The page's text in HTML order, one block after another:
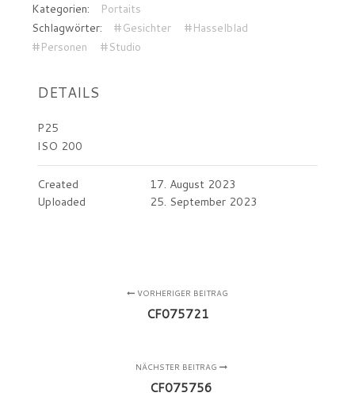
Kategorien:
Portaits
Schlagwörter:
#Gesichter
#Hasselblad
#Personen
#Studio
DETAILS
P25
ISO 200
Created
17. August 2023
Uploaded
25. September 2023
VORHERIGER BEITRAG
CF075721
NÄCHSTER BEITRAG
CF075756